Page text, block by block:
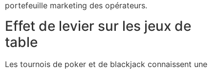
portefeuille marketing des opérateurs.
Effet de levier sur les jeux de
table
Les tournois de poker et de blackjack connaissent une